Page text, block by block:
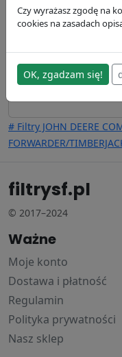
Zamienniki - Filtr
# Filtry JOHN DEERE
FORWARDER/
filtrysf.pl
© 2017–2024
Ważne
Moje konto
Dostawa i płatność
Regulamin
Polityka prywatności
Nasz sklep
Czy wyrażasz zgodę na
cookies na zasadach
OK, zgadzam się!